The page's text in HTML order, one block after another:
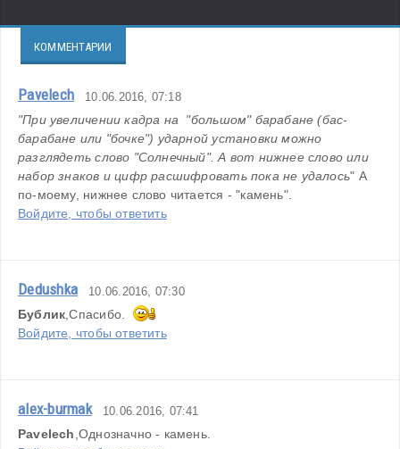
КОММЕНТАРИИ
Pavelech 10.06.2016, 07:18
"При увеличении кадра на  "большом" барабане (бас-
барабане или "бочке") ударной установки можно
разглядеть слово "Солнечный". А вот нижнее слово или
набор знаков и цифр расшифровать пока не удалось" А
по-моему, нижнее слово читается - "камень".
Войдите, чтобы ответить
Dedushka 10.06.2016, 07:30
Бублик,Спасибо.
Войдите, чтобы ответить
alex-burmak 10.06.2016, 07:41
Pavelech,Однозначно - камень.